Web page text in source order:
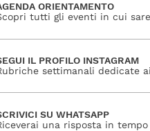
ORIENTAMENTO
tutti gli eventi in cui
IL PROFILO INSTAGRAM
settimanali dedicate
SU WHATSAPP
una risposta in tempo